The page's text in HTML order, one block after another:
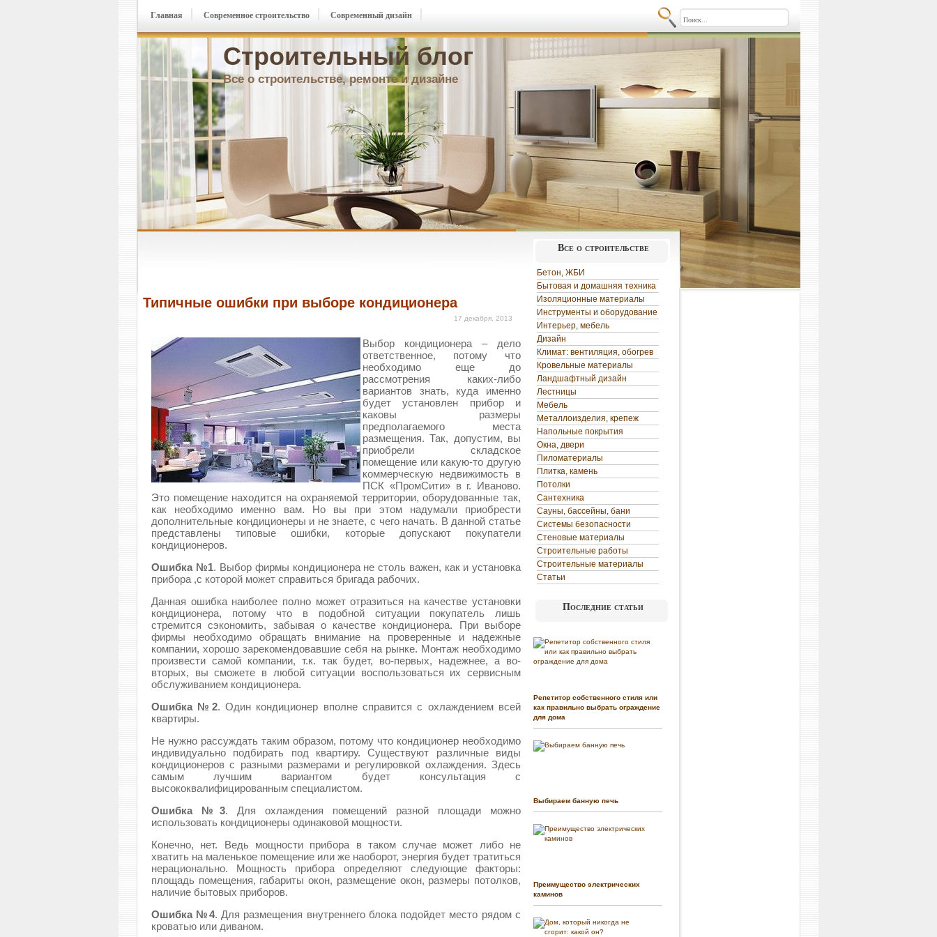
Строительный блог
Все о строительстве, ремонте и дизайне
Главная Современное строительство Современный дизайн
Типичные ошибки при выборе кондиционера
17 декабря, 2013
Выбор кондиционера – дело
ответственное, потому что
необходимо еще до
рассмотрения каких-либо
вариантов знать, куда именно
будет установлен прибор и
каковы размеры
предполагаемого места
размещения. Так, допустим, вы
приобрели складское
помещение или какую-то другую
коммерческую недвижимость в
ПСК «ПромСити» в г. Иваново.
Это помещение находится на охраняемой территории, оборудованные так,
как необходимо именно вам. Но вы при этом надумали приобрести
дополнительные кондиционеры и не знаете, с чего начать. В данной статье
представлены типовые ошибки, которые допускают покупатели
кондиционеров.
Ошибка №1. Выбор фирмы кондиционера не столь важен, как и установка
прибора ,с которой может справиться бригада рабочих.
Данная ошибка наиболее полно может отразиться на качестве установки
кондиционера, потому что в подобной ситуации покупатель лишь
стремится сэкономить, забывая о качестве кондиционера. При выборе
фирмы необходимо обращать внимание на проверенные и надежные
компании, хорошо зарекомендовавшие себя на рынке. Монтаж необходимо
произвести самой компании, т.к. так будет, во-первых, надежнее, а во-
вторых, вы сможете в любой ситуации воспользоваться их сервисным
обслуживанием кондиционера.
Ошибка №2. Один кондиционер вполне справится с охлаждением всей
квартиры.
Не нужно рассуждать таким образом, потому что кондиционер необходимо
индивидуально подбирать под квартиру. Существуют различные виды
кондиционеров с разными размерами и регулировкой охлаждения. Здесь
самым лучшим вариантом будет консультация с
высококвалифицированным специалистом.
Ошибка №3. Для охлаждения помещений разной площади можно
использовать кондиционеры одинаковой мощности.
Конечно, нет. Ведь мощности прибора в таком случае может либо не
хватить на маленькое помещение или же наоборот, энергия будет тратиться
нерационально. Мощность прибора определяют следующие факторы:
площадь помещения, габариты окон, размещение окон, размеры потолков,
наличие бытовых приборов.
Ошибка №4. Для размещения внутреннего блока подойдет место рядом с
кроватью или диваном.
Все о строительстве
Бетон, ЖБИ
Бытовая и домашняя техника
Изоляционные материалы
Инструменты и оборудование
Интерьер, мебель
Дизайн
Климат: вентиляция, обогрев
Кровельные материалы
Ландшафтный дизайн
Лестницы
Мебель
Металлоизделия, крепеж
Напольные покрытия
Окна, двери
Пиломатериалы
Плитка, камень
Потолки
Сантехника
Сауны, бассейны, бани
Системы безопасности
Стеновые материалы
Строительные работы
Строительные материалы
Статьи
Последние статьи
Репетитор собственного стиля или
как правильно выбрать ограждение
для дома
Выбираем банную печь
Преимущество электрических
каминов